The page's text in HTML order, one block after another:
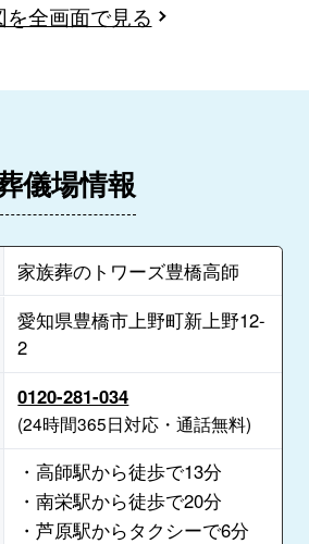
を全画面で見る
儀場情報
家族葬のトワーズ豊橋高師
愛知県豊橋市上野町新上野12-
2
0120-281-034
(24時間365日対応・通話無料)
・高師駅から徒歩で13分
・南栄駅から徒歩で20分
・芦原駅からタクシーで6分